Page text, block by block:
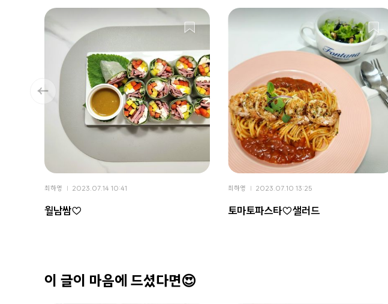
최하영 2023.07.14 10:41
월남쌈♡
최하영 2023.07.10 13:25
토마토파스타♡샐러드
이 글이 마음에 드셨다면😍